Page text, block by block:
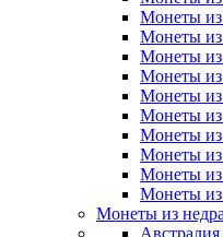
Монеты из
Монеты из
Монеты из
Монеты из
Монеты из
Монеты из
Монеты из
Монеты
Монеты из
Монеты из
Монеты из